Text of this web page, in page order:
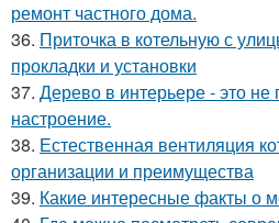
ремонт частного дома.
36. Приточка в котельную с
прокладки и установки
37. Дерево в интерьере - это не
настроение.
38. Естественная вентиляция
организации и преимущества
39. Какие интересные факты о